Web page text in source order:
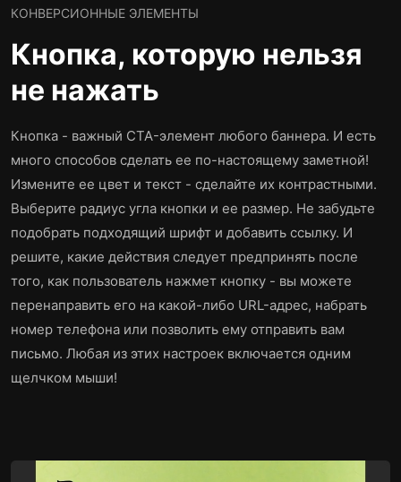
КОНВЕРСИОННЫЕ ЭЛЕМЕНТЫ
Кнопка, которую нельзя
не нажать
Кнопка - важный CTA-элемент любого баннера. И есть
много способов сделать ее по-настоящему заметной!
Измените ее цвет и текст - сделайте их контрастными.
Выберите радиус угла кнопки и ее размер. Не забудьте
подобрать подходящий шрифт и добавить ссылку. И
решите, какие действия следует предпринять после
того, как пользователь нажмет кнопку - вы можете
перенаправить его на какой-либо URL-адрес, набрать
номер телефона или позволить ему отправить вам
письмо. Любая из этих настроек включается одним
щелчком мыши!